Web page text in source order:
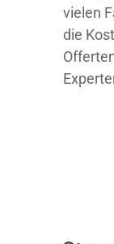
vielen
die